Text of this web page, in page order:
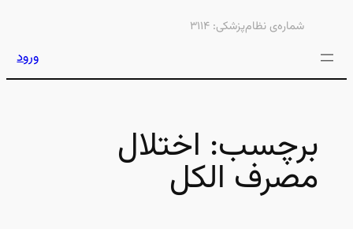
شماره‌ی نظام‌پزشکی: ۳۱۱۴
ورود
برچسب: اختلال
مصرف الکل